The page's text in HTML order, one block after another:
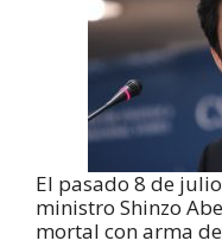
El pasado 8 de
ministro Shinzo
mortal con arma